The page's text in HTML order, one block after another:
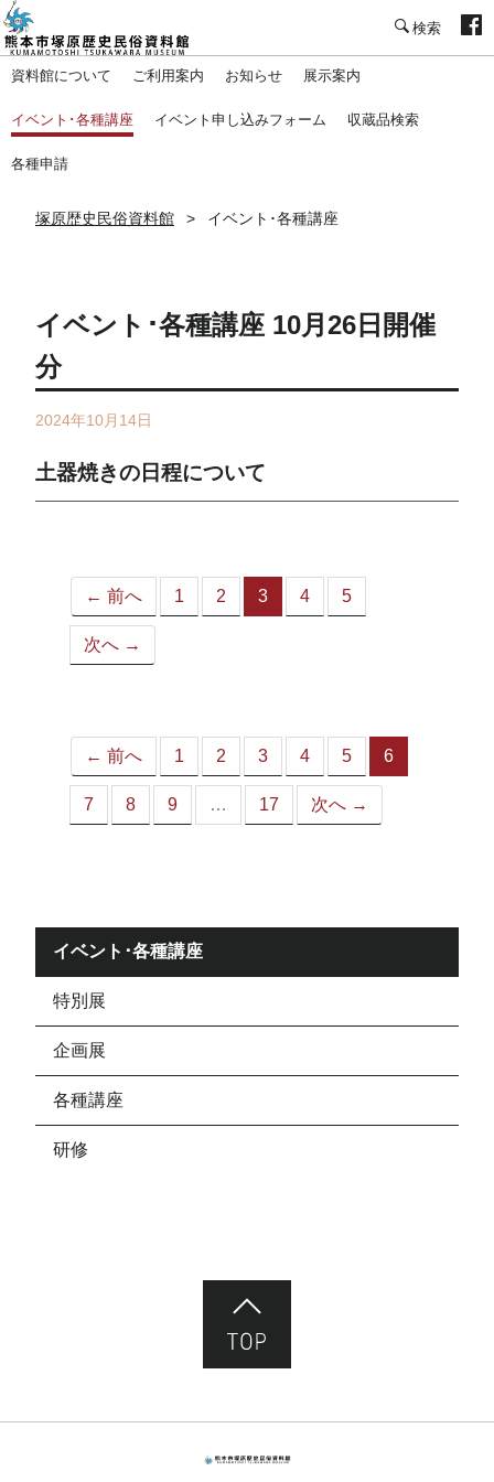
資料館について ご利用案内 お知らせ 展示案内
イベント･各種講座 イベント申し込みフォーム 収蔵品検索
各種申請
塚原歴史民俗資料館 イベント･各種講座
イベント･各種講座 10月26日開催
分
2024年10月14日
土器焼きの日程について
← 前へ 1 2 3
（こ
4 5
次へ →
← 前へ 1 2 3 4 5 6
7 8 9 … 17 次へ →
イベント･各種講座
特別展
企画展
各種講座
研修